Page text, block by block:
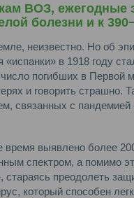
ВОЗ, ежегодные
болезни и к
неизвестно. Но об
«испанки» в 1918 году
погибших в Первой
и говорить страшно.
связанных с пандемией
выявлено более
спектром, а помимо
стараясь преодолеть
который способен